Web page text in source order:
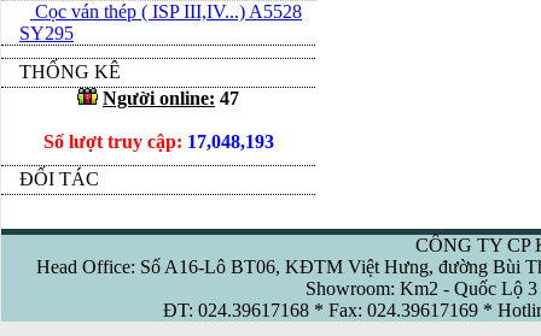
Cọc ván thép ( ISP III,IV...) A5528
SY295
THỐNG KÊ
Người online: 47
Số lượt truy cập: 17,048,193
ĐỐI TÁC
CÔNG TY CP
Head Office: Số A16-Lô BT06, KĐTM Việt Hưng, đường Bùi
Showroom: Km2 - Quốc Lộ
ĐT: 024.39617168 * Fax: 024.39617169 *